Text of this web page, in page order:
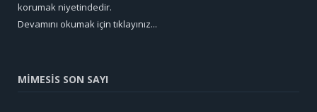
korumak niyetindedir.
Devamını okumak için tıklayınız...
MİMESİS SON SAYI